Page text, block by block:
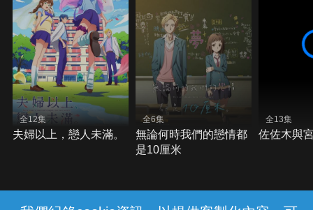
全12集
夫婦以上，戀人未滿。
全6集
無論何時我們的戀情都
是10厘米
全13集
佐佐木與